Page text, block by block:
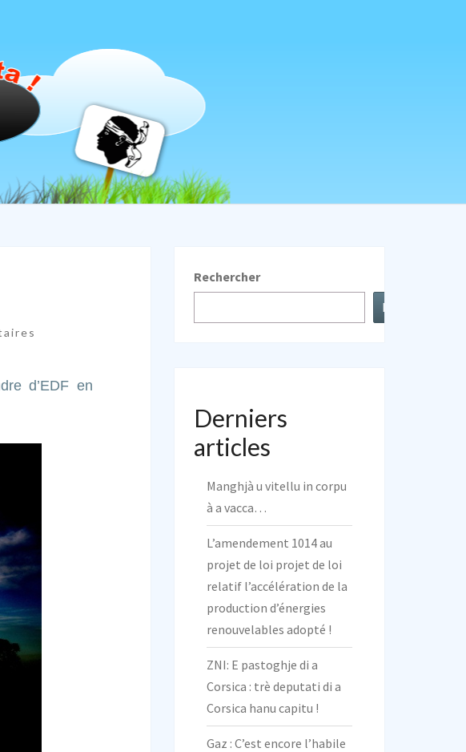
d’EDF en
Rechercher
Rechercher
Derniers
articles
Manghjà u vitellu in corpu
à a vacca…
L’amendement 1014 au
projet de loi projet de loi
relatif l’accélération de la
production d’énergies
renouvelables adopté !
ZNI: E pastoghje di a
Corsica : trè deputati di a
Corsica hanu capitu !
Gaz : C’est encore l’habile